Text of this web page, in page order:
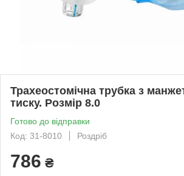
Трахеостомічна трубка з
тиску. Розмір 8.0
Готово до відправки
Код: 31-8010
Роздріб
786 ₴